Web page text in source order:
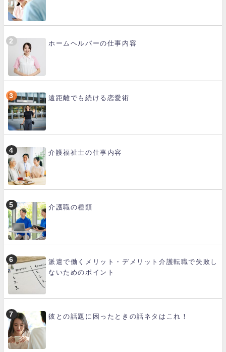
ホームヘルパーの仕事内容
遠距離でも続ける恋愛術
介護福祉士の仕事内容
介護職の種類
派遣で働くメリット・デメリット介護転職で失敗し
ないためのポイント
彼との話題に困ったときの話ネタはこれ！